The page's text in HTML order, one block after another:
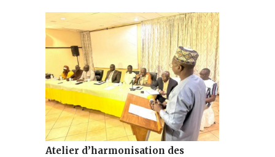
Atelier d’harmonisation des